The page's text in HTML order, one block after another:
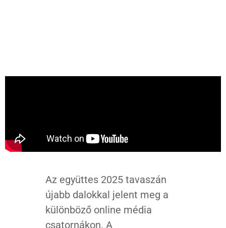
Az együttes 2025 tavaszán
újabb dalokkal jelent meg a
különböző online média
csatornákon. A